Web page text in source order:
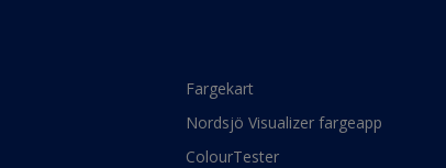
Fargekart
Nordsjö Visualizer fargeapp
ColourTester